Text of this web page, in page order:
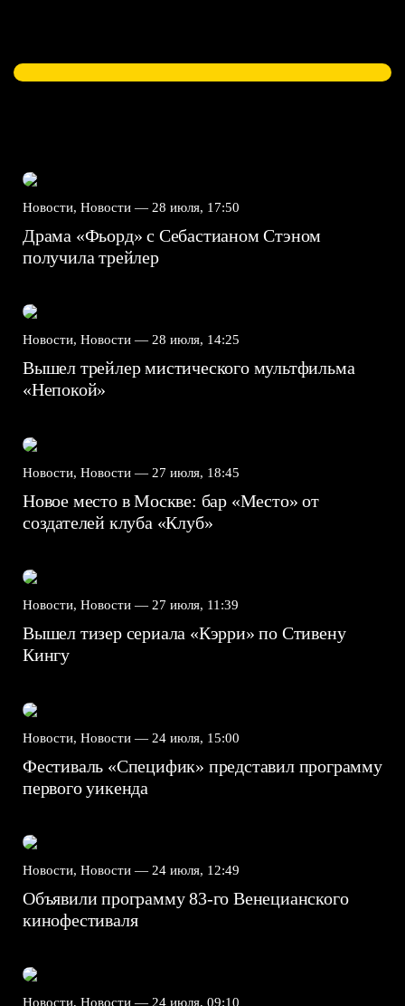
Новости, Новости — 28 июля, 17:50
Драма «Фьорд» с Себастианом Стэном
получила трейлер
Новости, Новости — 28 июля, 14:25
Вышел трейлер мистического мультфильма
«Непокой»
Новости, Новости — 27 июля, 18:45
Новое место в Москве: бар «Место» от
создателей клуба «Клуб»
Новости, Новости — 27 июля, 11:39
Вышел тизер сериала «Кэрри» по Стивену
Кингу
Новости, Новости — 24 июля, 15:00
Фестиваль «Специфик» представил программу
первого уикенда
Новости, Новости — 24 июля, 12:49
Объявили программу 83-го Венецианского
кинофестиваля
Новости, Новости — 24 июля, 09:10